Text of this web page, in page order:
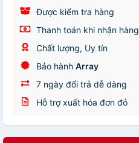
Được kiểm tra hàng
Thanh toán khi nhận hàng
Chất lượng, Uy tín
Bảo hành Array
7 ngày đổi trả dễ dàng
Hỗ trợ xuất hóa đơn đỏ